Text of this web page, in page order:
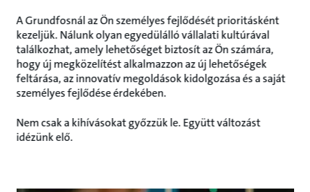
A Grundfosnál az Ön személyes fejlődését prioritásként
kezeljük. Nálunk olyan egyedülálló vállalati kultúrával
találkozhat, amely lehetőséget biztosít az Ön számára,
hogy új megközelítést alkalmazzon az új lehetőségek
feltárása, az innovatív megoldások kidolgozása és a saját
személyes fejlődése érdekében.
Nem csak a kihívásokat győzzük le. Együtt változást
idézünk elő.